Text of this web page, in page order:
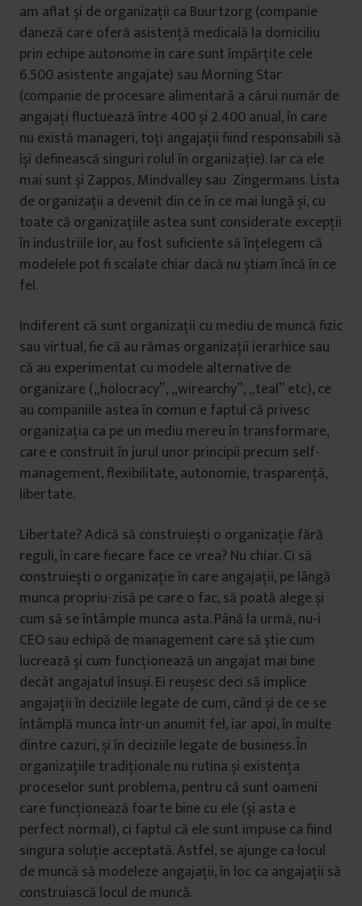
am aflat și de organizații ca Buurtzorg (companie
daneză care oferă asistență medicală la domiciliu
prin echipe autonome în care sunt împărțite cele
6.500 asistente angajate) sau Morning Star
(companie de procesare alimentară a cărui număr de
angajați fluctuează între 400 și 2.400 anual, în care
nu există manageri, toți angajații fiind responsabili să
își definească singuri rolul în organizație). Iar ca ele
mai sunt și Zappos, Mindvalley sau Zingermans. Lista
de organizații a devenit din ce în ce mai lungă și, cu
toate că organizațiile astea sunt considerate excepții
în industriile lor, au fost suficiente să înțelegem că
modelele pot fi scalate chiar dacă nu știam încă în ce
fel.
Indiferent că sunt organizații cu mediu de muncă fizic
sau virtual, fie că au rămas organizații ierarhice sau
că au experimentat cu modele alternative de
organizare („holocracy”, „wirearchy”, „teal” etc), ce
au companiile astea în comun e faptul că privesc
organizația ca pe un mediu mereu în transformare,
care e construit în jurul unor principii precum self-
management, flexibilitate, autonomie, trasparență,
libertate.
Libertate? Adică să construiești o organizație fără
reguli, în care fiecare face ce vrea? Nu chiar. Ci să
construiești o organizație în care angajații, pe lângă
munca propriu-zisă pe care o fac, să poată alege și
cum să se întâmple munca asta. Până la urmă, nu-i
CEO sau echipă de management care să știe cum
lucrează și cum funcționează un angajat mai bine
decât angajatul însuși. Ei reușesc deci să implice
angajații în deciziile legate de cum, când și de ce se
întâmplă munca într-un anumit fel, iar apoi, în multe
dintre cazuri, și în deciziile legate de business. În
organizațiile tradiționale nu rutina și existența
proceselor sunt problema, pentru că sunt oameni
care funcționează foarte bine cu ele (și asta e
perfect normal), ci faptul că ele sunt impuse ca fiind
singura soluție acceptată. Astfel, se ajunge ca locul
de muncă să modeleze angajații, în loc ca angajații să
construiască locul de muncă.